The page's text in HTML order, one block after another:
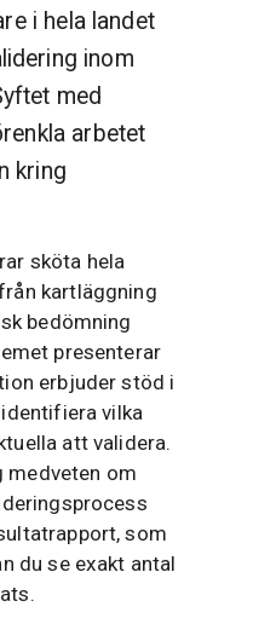
i hela landet
inom
med
arbetet
kring
sköta hela
kartläggning
bedömning
presenterar
erbjuder stöd i
vilka
att validera.
om
som
du se exakt antal